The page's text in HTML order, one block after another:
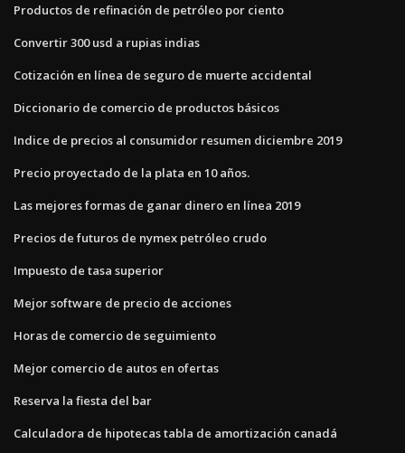
Productos de refinación de petróleo por ciento
Convertir 300 usd a rupias indias
Cotización en línea de seguro de muerte accidental
Diccionario de comercio de productos básicos
Indice de precios al consumidor resumen diciembre 2019
Precio proyectado de la plata en 10 años.
Las mejores formas de ganar dinero en línea 2019
Precios de futuros de nymex petróleo crudo
Impuesto de tasa superior
Mejor software de precio de acciones
Horas de comercio de seguimiento
Mejor comercio de autos en ofertas
Reserva la fiesta del bar
Calculadora de hipotecas tabla de amortización canadá